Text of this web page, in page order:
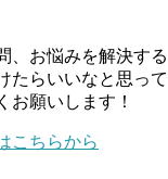
、お悩みを解決する
たらいいなと思って
お願いします！
こちらから